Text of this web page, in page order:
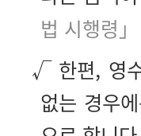
법 시행령
√ 한편, 영
없는 경우